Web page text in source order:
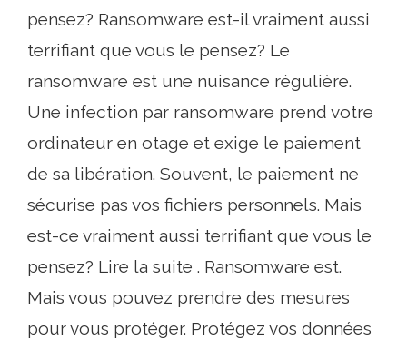
pensez? Ransomware est-il vraiment aussi
terrifiant que vous le pensez? Le
ransomware est une nuisance régulière.
Une infection par ransomware prend votre
ordinateur en otage et exige le paiement
de sa libération. Souvent, le paiement ne
sécurise pas vos fichiers personnels. Mais
est-ce vraiment aussi terrifiant que vous le
pensez? Lire la suite . Ransomware est.
Mais vous pouvez prendre des mesures
pour vous protéger. Protégez vos données